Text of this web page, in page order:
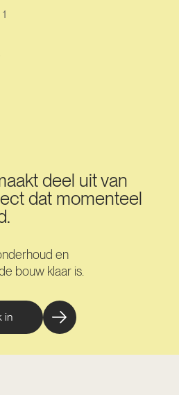
deel uit van
dat momenteel
en
bouw klaar is.
in